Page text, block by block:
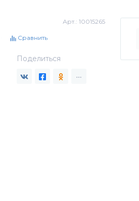
Арт.: 10015265
Сравнить
Поделиться